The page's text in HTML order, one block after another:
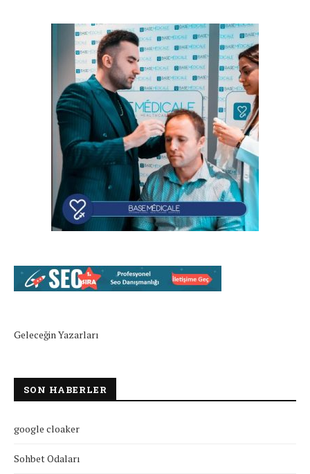
Geleceğin Yazarları
SON HABERLER
google cloaker
Sohbet Odaları